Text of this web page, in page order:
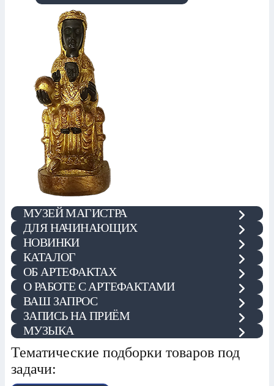
МУЗЕЙ МАГИСТРА
ДЛЯ НАЧИНАЮЩИХ
НОВИНКИ
КАТАЛОГ
ОБ АРТЕФАКТАХ
О РАБОТЕ С АРТЕФАКТАМИ
ВАШ ЗАПРОС
ЗАПИСЬ НА ПРИЁМ
МУЗЫКА
Тематические подборки товаров под
задачи: